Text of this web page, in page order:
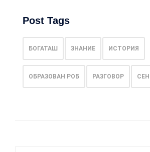
Post Tags
БОГАТАШ ЗНАНИЕ ИСТОРИЯ
ОБРАЗОВАН РОБ РАЗГОВОР